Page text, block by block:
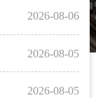
2026-08-06
2026-08-05
2026-08-05